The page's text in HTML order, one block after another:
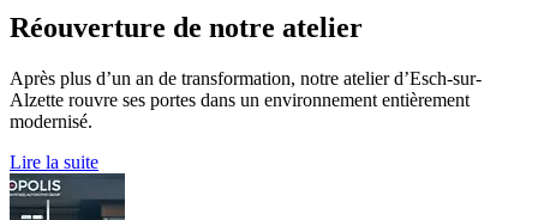
Réouverture de notre atelier
Après plus d’un an de transformation, notre atelier d’Esch-sur-
Alzette rouvre ses portes dans un environnement entièrement
modernisé.
Lire la suite